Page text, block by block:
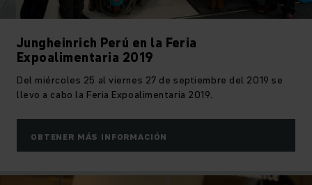
Jungheinrich Perú en la Feria
Expoalimentaria 2019
Del miércoles 25 al viernes 27 de septiembre del 2019 se
llevo a cabo la Feria Expoalimentaria 2019.
OBTENER MÁS INFORMACIÓN